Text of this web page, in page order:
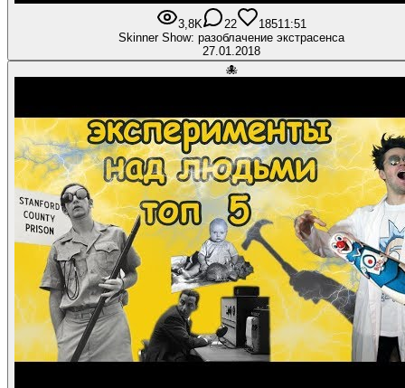
3,8K 22 18511:51
Skinner Show: разоблачение экстрасенса
27.01.2018
🐙